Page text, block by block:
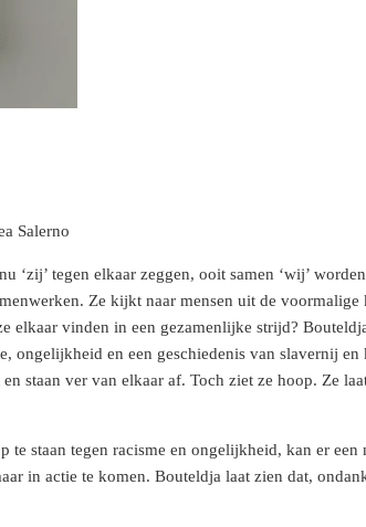
Salerno
‘zij’ tegen elkaar zeggen, ooit samen ‘wij’
Ze kijkt naar mensen uit de voormalige
elkaar vinden in een gezamenlijke strijd?
en een geschiedenis van slavernij en
staan ver van elkaar af. Toch ziet ze hoop. Ze
te staan tegen racisme en ongelijkheid, kan er
in actie te komen. Bouteldja laat zien dat,